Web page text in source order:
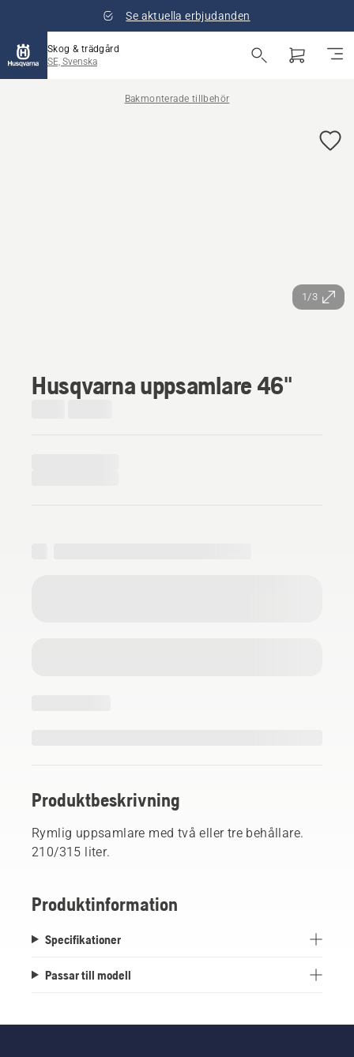
Se aktuella erbjudanden
Skog & trädgård
SE, Svenska
Bakmonterade tillbehör
1/3
Husqvarna uppsamlare 46"
Produktbeskrivning
Rymlig uppsamlare med två eller tre behållare.
210/315 liter.
Produktinformation
Specifikationer
Passar till modell